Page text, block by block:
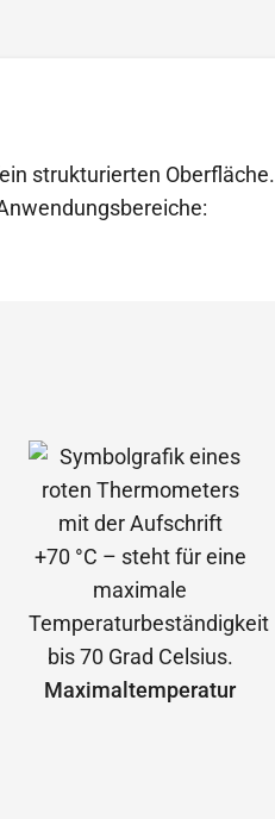
strukturierten Oberfläche.
Maximal­temperatur